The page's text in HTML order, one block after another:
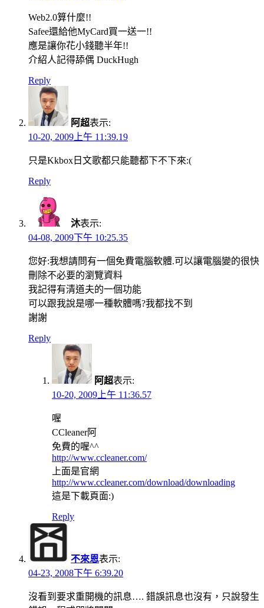
Web2.0算什麼!!
Safee還給他MyCard買一送一!!
應是讓你花小錢聽半年!!
介紹人記得舔偶 DuckHugh
Reply
阿超表示:
10-20, 2009上午 11:39.19
只是Kkbox日文歌都只能聽都下不下來:(
Reply
沐表示:
04-08, 2009下午 10:25.35
您好:我想請問有一個免費電腦軟體.可以讓電腦變的很快
刪除不必要的瀏覽資料
我記得有清道夫的一個功能
可以跟我說是哪一種軟體嗎?我都找不到
謝謝
Reply
阿超表示:
10-20, 2009上午 11:36.57
喔
CCleaner阿
免費的喔^^
http://www.ccleaner.com/
上面是官網
http://www.ccleaner.com/download/downloading
這是下載頁面:)
Reply
不來恩表示:
04-23, 2008下午 6:39.20
沒看到要求重開機的訊息…. 錯誤訊息也沒有，只說發生